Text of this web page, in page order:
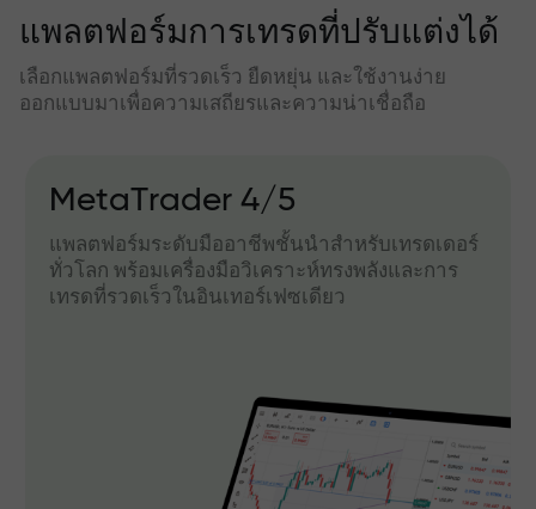
แพลตฟอร์มการเทรดที่ปรับแต่งได้
เลือกแพลตฟอร์มที่รวดเร็ว ยืดหยุ่น และใช้งานง่าย
ออกแบบมาเพื่อความเสถียรและความน่าเชื่อถือ
MetaTrader 4/5
แพลตฟอร์มระดับมืออาชีพชั้นนำสำหรับเทรดเดอร์
ทั่วโลก พร้อมเครื่องมือวิเคราะห์ทรงพลังและการ
เทรดที่รวดเร็วในอินเทอร์เฟซเดียว